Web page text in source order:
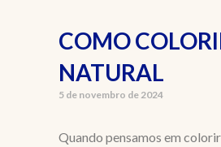
COMO
NATURAL
5 de novembro de 2024
Quando pensamos em